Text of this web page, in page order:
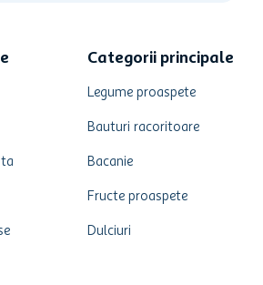
Categorii principale
Legume proaspete
Bauturi racoritoare
Bacanie
Fructe proaspete
Dulciuri